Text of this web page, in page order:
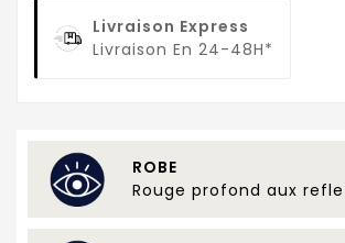
Livraison Express
Livraison En 24-48H*
ROBE
Rouge profond aux